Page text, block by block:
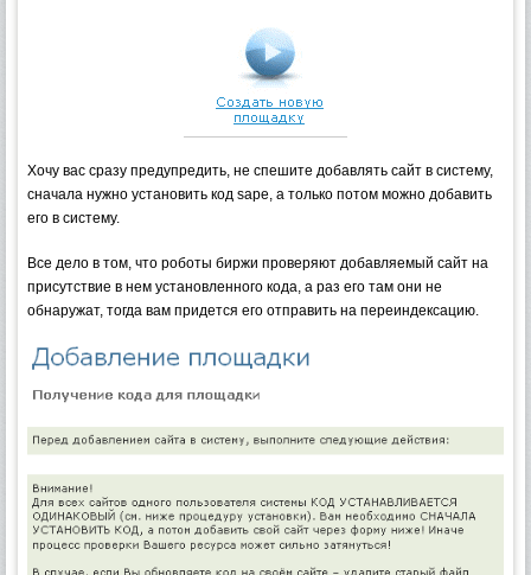
Хочу вас сразу предупредить, не спешите добавлять сайт в систему,
сначала нужно установить код sape, а только потом можно добавить
его в систему.
Все дело в том, что роботы биржи проверяют добавляемый сайт на
присутствие в нем установленного кода, а раз его там они не
обнаружат, тогда вам придется его отправить на переиндексацию.